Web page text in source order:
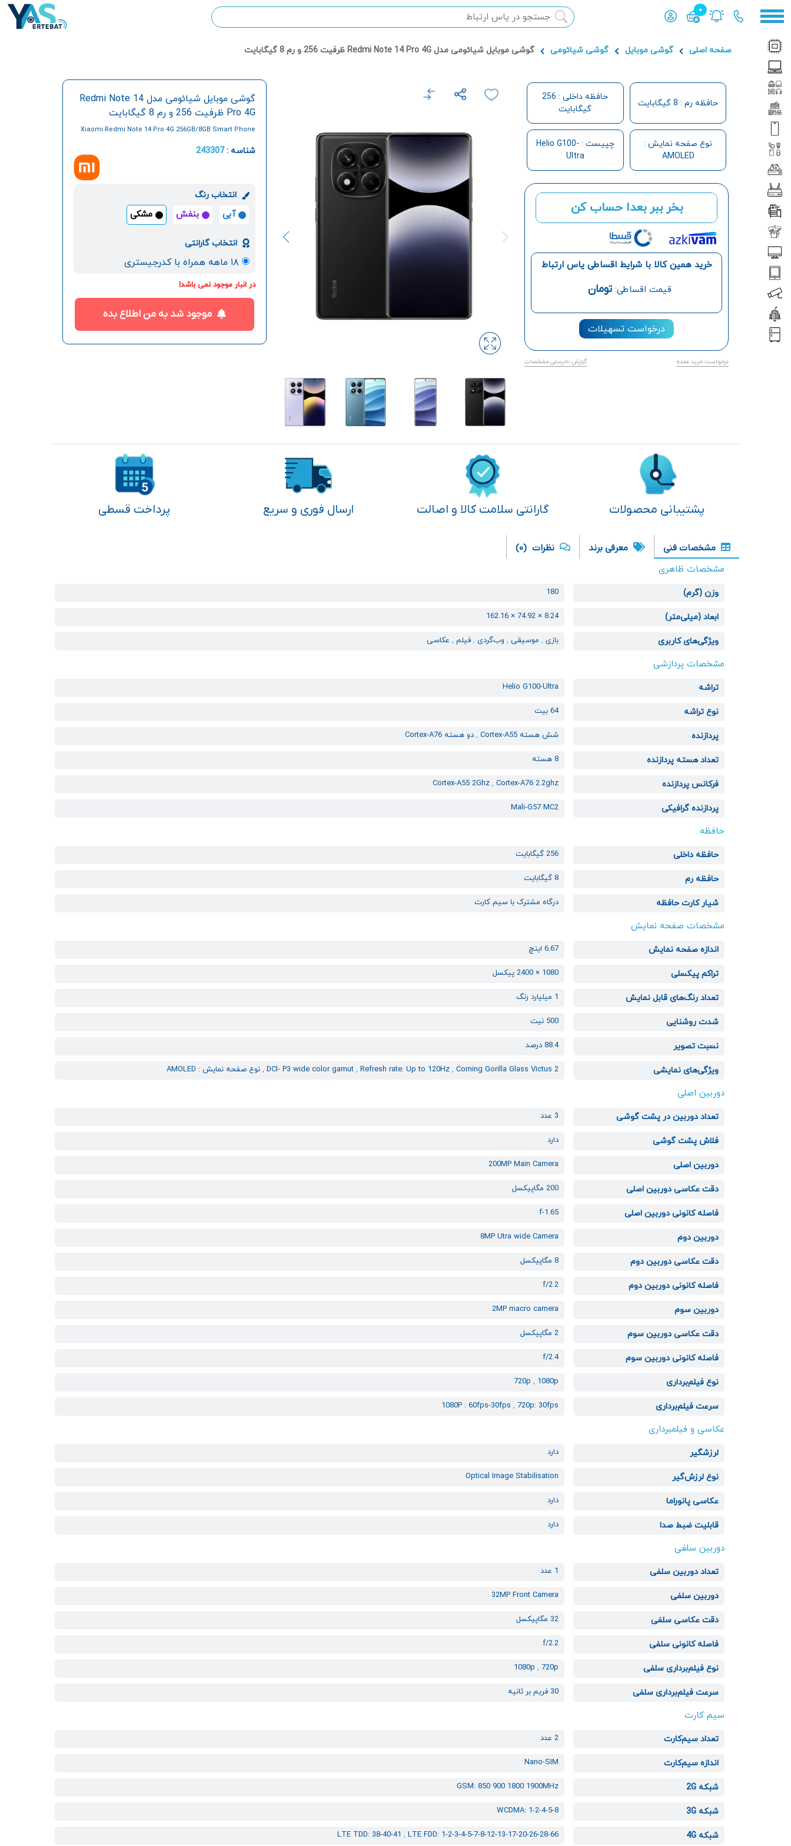
0
محصول افزوده شده به سبد
صفحه اصلی گوشی موبایل گوشی شیائومی گوشی موبایل شیائومی مدل Redmi Note 14 Pro 4G ظرفیت 256 و رم 8 گیگابایت
حافظه رم : 8 گیگابایت
حافظه داخلی : 256
گیگابایت
نوع صفحه نمایش :
AMOLED
چپیست : Helio G100-
Ultra
بخر ببر بعدا حساب کن
خرید همین کالا با شرایط اقساطی یاس ارتباط
قیمت اقساطی:تومان
درخواست تسهیلات
درخواست خرید عمده گزارش نادرستی مشخصات
گوشی موبایل شیائومی مدل Redmi Note 14
Pro 4G ظرفیت 256 و رم 8 گیگابایت
Xiaomi Redmi Note 14 Pro 4G 256GB/8GB Smart Phone
شناسه :243307
انتخاب رنگ
آبی بنفش مشکی
انتخاب گارانتی
۱۸ ماهه همراه با کدرجیستری
در انبار موجود نمی باشد!
موجود شد به من اطلاع بده
پشتیبانی محصولات گارانتی سلامت کالا و اصالت ارسال فوری و سریع پرداخت قسطی
مشخصات فنی معرفی برند نظرات (0)
مشخصات ظاهری
وزن (گرم) 180
ابعاد (میلی‌متر) 8.24 × 74.92 × 162.16
ویژگی‌های کاربری بازی , موسیقی , وب‌گردی , فیلم , عکاسی
مشخصات پردازشی
تراشه Helio G100-Ultra
نوع تراشه 64 بیت
پردازنده شش هسته Cortex-A55 , دو هسته Cortex-A76
تعداد هسته پردازنده 8 هسته
فرکانس پردازنده Cortex-A55 2Ghz,Cortex-A76 2.2ghz
پردازنده گرافیکی Mali-G57 MC2
حافظه
حافظه داخلی 256 گیگابایت
حافظه رم 8 گیگابایت
شیار کارت حافظه درگاه مشترک با سیم کارت
مشخصات صفحه نمایش
اندازه صفحه نمایش 6.67 اینچ
تراکم پیکسلی 1080 × 2400 پیکسل
تعداد رنگ‌های قابل نمایش 1 میلیارد رنگ
شدت روشنایی 500 نیت
نسبت تصویر 88.4 درصد
ویژگی‌های نمایشی DCI- P3 wide color gamut,Refresh rate: Up to 120Hz,Corning Gorilla Glass Victus 2
, نوع صفحه نمایش : AMOLED
دوربین اصلی
تعداد دوربین در پشت گوشی 3 عدد
فلاش پشت گوشی دارد
دوربین اصلی 200MP Main Camera
دقت عکاسی دوربین اصلی 200 مگاپیکسل
فاصله کانونی دوربین اصلی f-1.65
دوربین دوم 8MP Utra wide Camera
دقت عکاسی دوربین دوم 8 مگاپیکسل
فاصله کانونی دوربین دوم f/2.2
دوربین سوم 2MP macro camera
دقت عکاسی دوربین سوم 2 مگاپیکسل
فاصله کانونی دوربین سوم f/2.4
نوع فیلم‌برداری 720p, 1080p
سرعت فیلم‌برداری 1080P : 60fps-30fps,720p: 30fps
عکاسی و فیلمبرداری
لرزشگیر دارد
نوع لرزش‌گیر Optical Image Stabilisation
عکاسی پانوراما دارد
قابلیت ضبط صدا دارد
دوربین سلفی
تعداد دوربین سلفی 1 عدد
دوربین سلفی 32MP Front Camera
دقت عکاسی سلفی 32 مگاپیکسل
فاصله کانونی سلفی f/2.2
نوع فیلم‌برداری سلفی 1080p,720p
سرعت فیلم‌برداری سلفی 30 فریم بر ثانیه
سیم کارت
تعداد سیم‌کارت 2 عدد
اندازه سیم‌کارت Nano-SIM
شبکه 2G GSM: 850 900 1800 1900MHz
شبکه 3G WCDMA: 1-2-4-5-8
شبکه 4G LTE TDD: 38-40-41,LTE FDD: 1-2-3-4-5-7-8-12-13-17-20-26-28-66